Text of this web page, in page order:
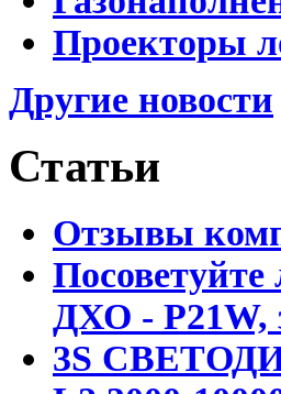
Проекторы
Другие новости
Статьи
Отзывы
ДХО - P21W,
3S